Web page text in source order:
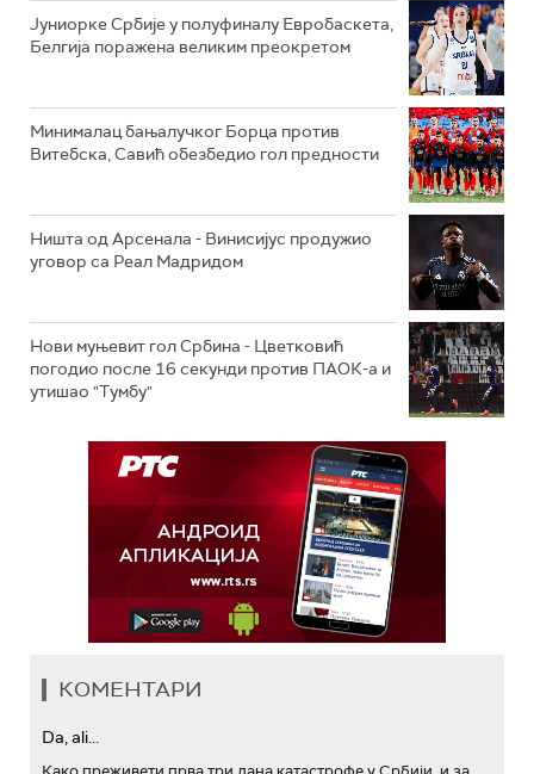
Јуниорке Србије у полуфиналу Евробаскета,
Белгија поражена великим преокретом
Минималац бањалучког Борца против
Витебска, Савић обезбедио гол предности
Ништа од Арсенала - Винисијус продужио
уговор са Реал Мадридом
Нови муњевит гол Србина - Цветковић
погодио после 16 секунди против ПАОК-а и
утишао "Тумбу"
КОМЕНТАРИ
Da, ali...